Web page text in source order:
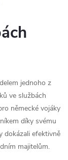
jednoho z
ve službách
německé vojáky
díky svému
dokázali efektivně
majitelům.